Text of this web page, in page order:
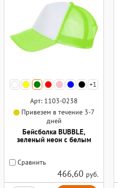
+1
Арт: 1103-0238
Привезем в течение 3-7
дней
Бейсболка BUBBLE,
зеленый неон с белым
Сравнить
466,60 руб.